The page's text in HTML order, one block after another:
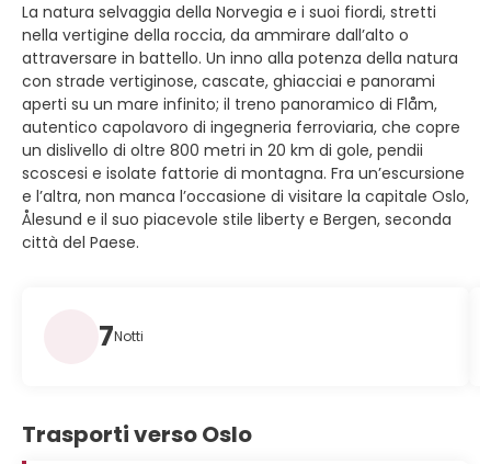
La natura selvaggia della Norvegia e i suoi fiordi, stretti
nella vertigine della roccia, da ammirare dall’alto o
attraversare in battello. Un inno alla potenza della natura
con strade vertiginose, cascate, ghiacciai e panorami
aperti su un mare infinito; il treno panoramico di Flåm,
autentico capolavoro di ingegneria ferroviaria, che copre
un dislivello di oltre 800 metri in 20 km di gole, pendii
scoscesi e isolate fattorie di montagna. Fra un’escursione
e l’altra, non manca l’occasione di visitare la capitale Oslo,
Ålesund e il suo piacevole stile liberty e Bergen, seconda
città del Paese.
7Notti
Trasporti verso Oslo